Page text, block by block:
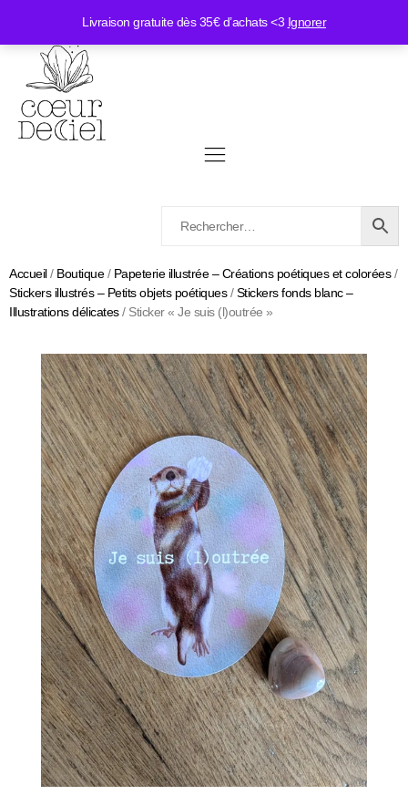
Livraison gratuite dès 35€ d’achats <3 Ignorer
Accueil/ Boutique/ Papeterie illustrée – Créations poétiques et colorées/
Stickers illustrés – Petits objets poétiques/Stickers fonds blanc –
Illustrations délicates/ Sticker « Je suis (l)outrée »